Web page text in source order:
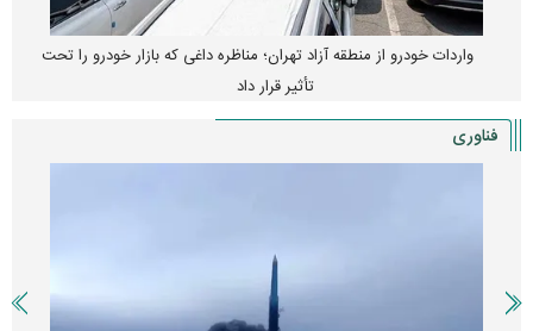
واردات خودرو از منطقه آزاد تهران؛ مناظره داغی که بازار خودرو را تحت
تأثیر قرار داد
فناوری